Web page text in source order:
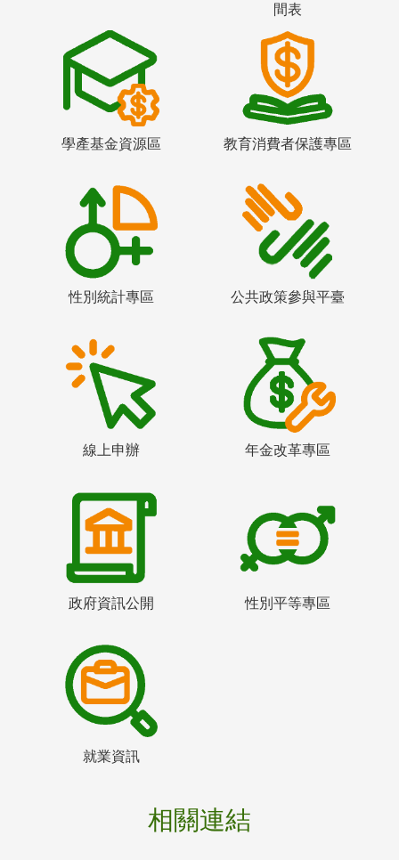
間表
學產基金資源區 教育消費者保護專區
性別統計專區 公共政策參與平臺
線上申辦 年金改革專區
政府資訊公開 性別平等專區
就業資訊
相關連結